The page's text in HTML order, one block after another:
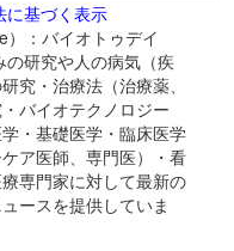
に基づく表示
：バイオトゥデイ
の研究や人の病気（疾
究・治療法（治療薬、
バイオテクノロジー
・基礎医学・臨床医学
ア医師、専門医）・看
専門家に対して最新の
ースを提供していま